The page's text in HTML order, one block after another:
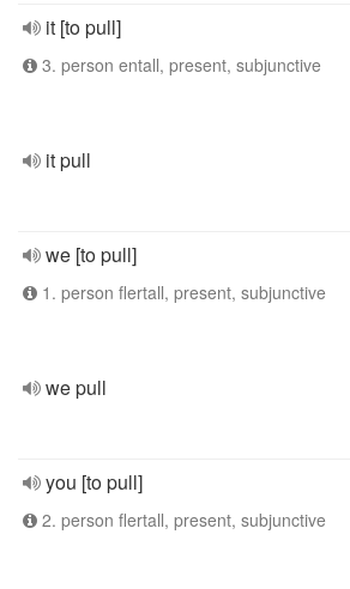
it [to pull]
3. person entall, present, subjunctive
it pull
we [to pull]
1. person flertall, present, subjunctive
we pull
you [to pull]
2. person flertall, present, subjunctive